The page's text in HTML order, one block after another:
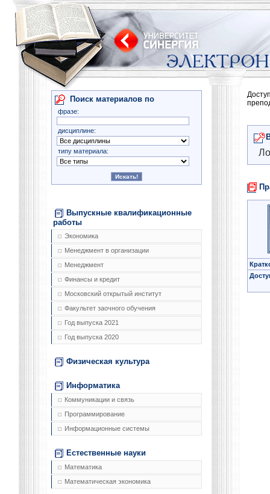
Поиск материалов по
фразе:
дисциплине:
типу материала:
Выпускные квалификационные
работы
Экономика
Менеджмент в организации
Менеджмент
Финансы и кредит
Московский открытый институт
Факультет заочного обучения
Год выпуска 2021
Год выпуска 2020
Физическая культура
Информатика
Коммуникации и связь
Программирование
Информационные системы
Естественные науки
Математика
Математическая экономика